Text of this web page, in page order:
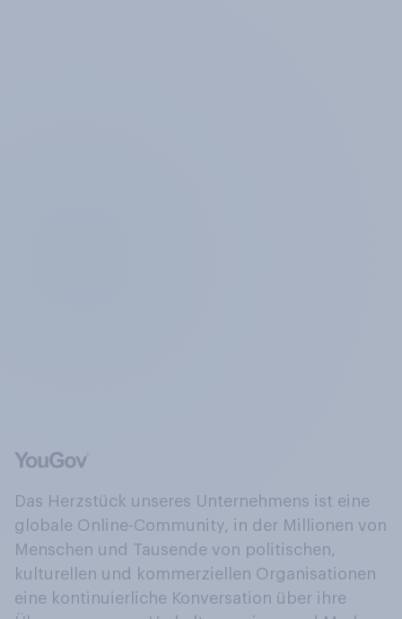
Das Herzstück unseres Unternehmens ist eine
globale Online-Community, in der Millionen von
Menschen und Tausende von politischen,
kulturellen und kommerziellen Organisationen
eine kontinuierliche Konversation über ihre